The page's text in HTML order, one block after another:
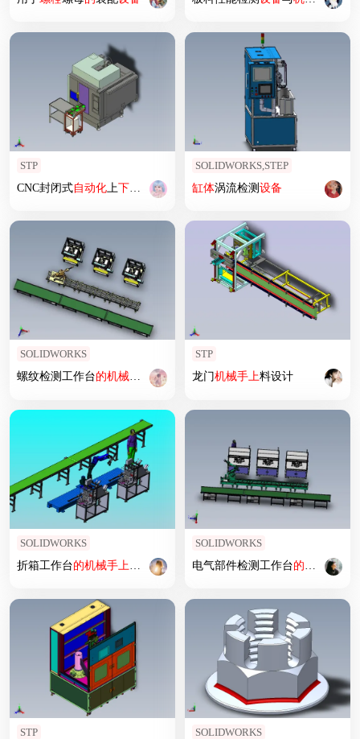
STP
CNC封闭式自动化上下料 设备
SOLIDWORKS,STEP
缸体涡流检测设备
SOLIDWORKS
螺纹检测工作台的机械手上下料 作业
STP
龙门机械手上料设计
SOLIDWORKS
折箱工作台的机械手上 下料作业
SOLIDWORKS
电气部件检测工作台的 机械手上
STP SOLIDWORKS